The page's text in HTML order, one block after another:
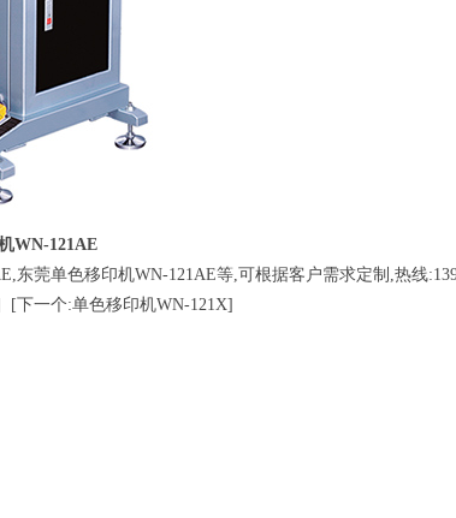
WN-121AE
莞单色移印机WN-121AE等,可根据客户需求定制,热线
[下一个:单色移印机WN-121X]